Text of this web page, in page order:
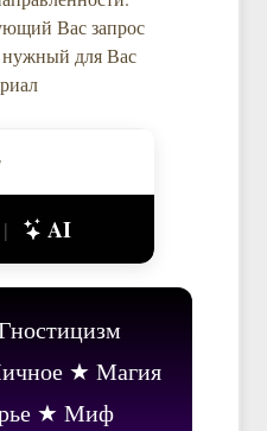
Вас запрос
для Вас
| AI
Магия
Миф